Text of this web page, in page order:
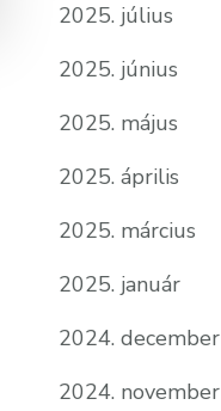
2025. július
2025. június
2025. május
2025. április
2025. március
2025. január
2024. december
2024. november